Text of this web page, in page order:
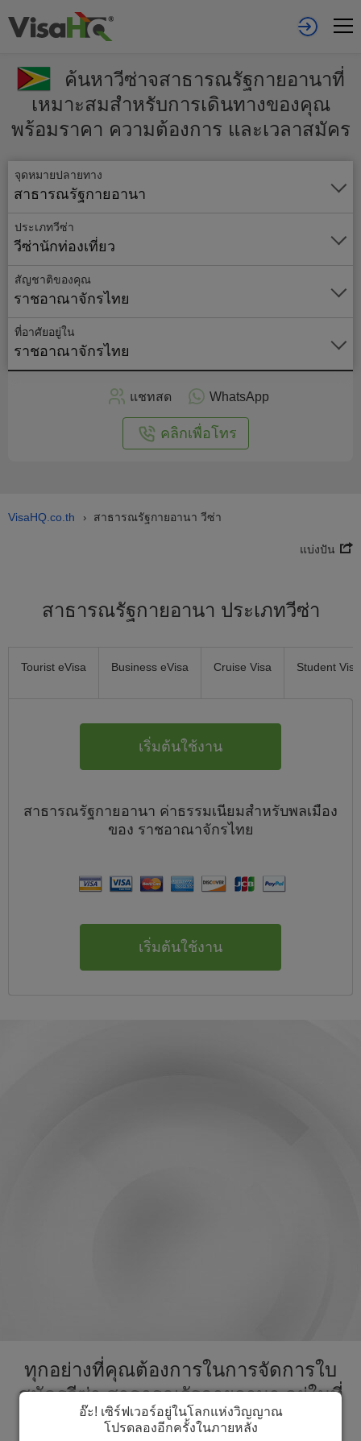
ค้นหาวีซ่าจสาธารณรัฐกายอานาที่
เหมาะสมสำหรับการเดินทางของคุณ
พร้อมราคา ความต้องการ และเวลาสมัคร
จุดหมายปลายทาง
สาธารณรัฐกายอานา
ประเภทวีซ่า
วีซ่านักท่องเที่ยว
สัญชาติของคุณ
ราชอาณาจักรไทย
ที่อาศัยอยู่ใน
ราชอาณาจักรไทย
แชทสด WhatsApp
คลิกเพื่อโทร
VisaHQ.co.th › สาธารณรัฐกายอานา วีซ่า
แบ่งปัน
สาธารณรัฐกายอานา ประเภทวีซ่า
Tourist eVisa Business eVisa Cruise Visa Student Visa
เริ่มต้นใช้งาน
สาธารณรัฐกายอานา ค่าธรรมเนียมสำหรับพลเมือง
ของ ราชอาณาจักรไทย
เริ่มต้นใช้งาน
ทุกอย่างที่คุณต้องการในการจัดการใบ
สมัครวีซ่า สาธารณรัฐกายอานา อยู่ในที่
เดียวกัน ส่งเร็วขึ้นกระบวนการใบสมัคร
อ๊ะ! เซิร์ฟเวอร์อยู่ในโลกแห่งวิญญาณ
โปรดลองอีกครั้งในภายหลัง